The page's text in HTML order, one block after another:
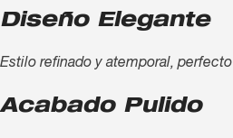
Diseño Elegante
Estilo refinado y atemporal,
Acabado Pulido